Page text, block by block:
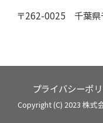
〒262-0025 千葉県
プライバシーポ
Copyright (C) 2023 株式